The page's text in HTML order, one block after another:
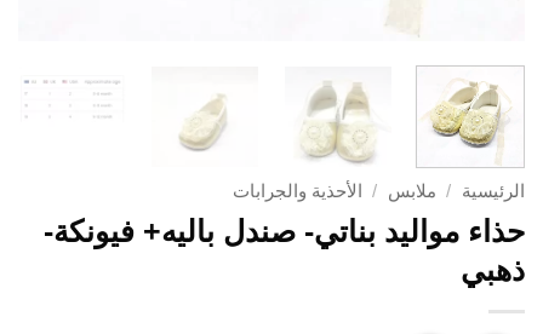
الرئيسية / ملابس / الأحذية والجرابات
حذاء مواليد بناتي- صندل باليه+ فيونكة-
ذهبي